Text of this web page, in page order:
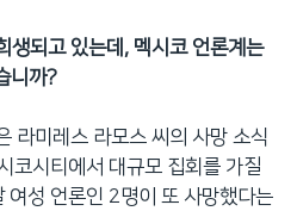
생되고 있는데, 멕시코 언론계는
니까?
라미레스 라모스 씨의 사망 소식
코시티에서 대규모 집회를 가질
여성 언론인 2명이 또 사망했다는